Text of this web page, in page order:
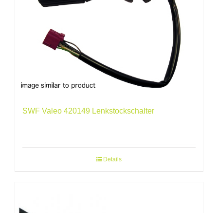
SWF Valeo 420149 Lenkstockschalter
Details